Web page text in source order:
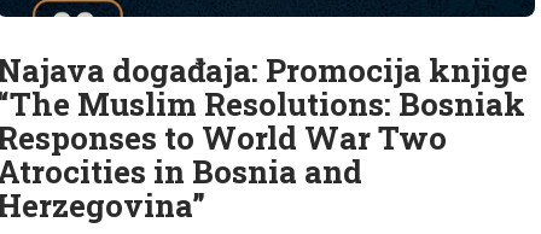
događaja: Promocija knjige
Muslim Resolutions: Bosniak
to World War Two
in Bosnia and